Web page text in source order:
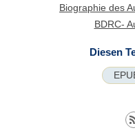
Biographie des
BDRC-
Diesen